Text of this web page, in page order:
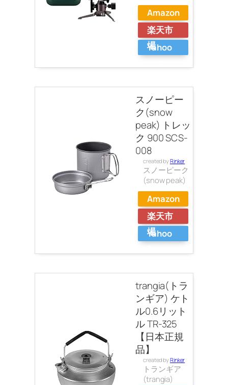
Amazon
楽天市
場
Yahoo
スノーピー
ク(snow
peak) トレッ
ク 900 SCS-
008
created byRinker
スノーピーク
(snow peak)
Amazon
楽天市
場
Yahoo
trangia(トラ
ンギア) ケト
ル0.6リット
ル TR-325
【日本正規
品】
created byRinker
トランギア
(trangia)